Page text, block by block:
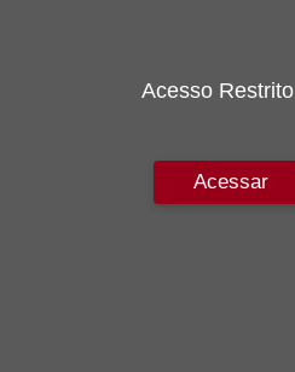
Acesso Restrito
Acessar